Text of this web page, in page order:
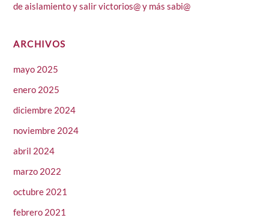
de aislamiento y salir victorios@ y más sabi@
ARCHIVOS
mayo 2025
enero 2025
diciembre 2024
noviembre 2024
abril 2024
marzo 2022
octubre 2021
febrero 2021